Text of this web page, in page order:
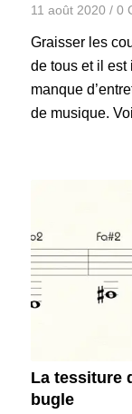
11 août 2020 / 0
Graisser les
de tous et il est
manque
de musique.
La tessiture
bugle